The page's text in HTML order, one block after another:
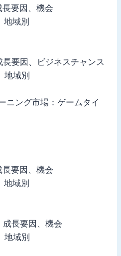
要因、機会
地域別
要因、ビジネスチャンス
地域別
ニング市場：ゲームタイ
要因、機会
地域別
長要因、機会
地域別